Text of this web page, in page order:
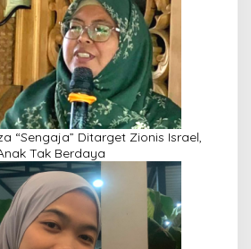
“Sengaja” Ditarget Zionis Israel,
Tak Berdaya